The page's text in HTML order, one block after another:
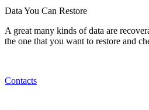
Data You Can Restore
A great many kinds of data are
the one that you want to restore and
Contacts